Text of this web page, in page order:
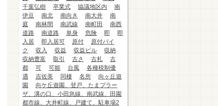
千葉弘樹
卒業式 協議地区内
南
伊豆
南北 南向き 南大井
南
庭
南林間 南武線 南町田
南西
道路
南道路 単身 危険 即
即
入居
即入居可 原付
原付バイ
ク
収入 収益 収益ビル
収納
収納豊富
取引 古さ 古札
古
都
可 可能 台風
各種税制優
遇
吉佐美 同棲 名所
向ヶ丘遊
園
向ケ丘遊園、登戸、たまプラー
ザ、溝の口、小田急線、南武線、田園
都市線、大井町線、戸建て、駐車場2